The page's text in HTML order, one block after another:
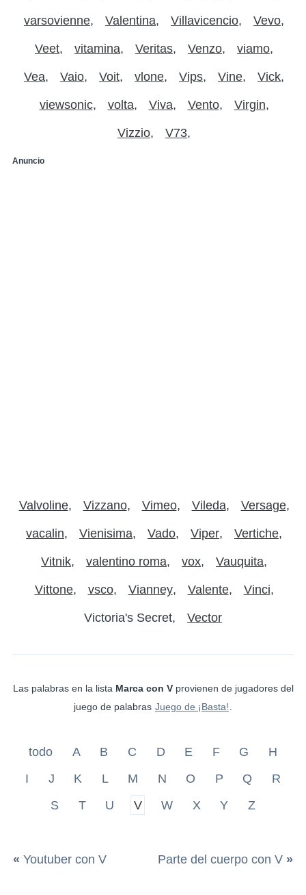
varsovienne Valentina Villavicencio Vevo
Veet vitamina Veritas Venzo viamo
Vea Vaio Voit vlone Vips Vine Vick
viewsonic volta Viva Vento Virgin
Vizzio V73
Anuncio
Valvoline Vizzano Vimeo Vileda Versage
vacalin Vienisima Vado Viper Vertiche
Vitnik valentino roma vox Vauquita
Vittone vsco Vianney Valente Vinci
Victoria's Secret Vector
Las palabras en la lista Marca con Vprovienen de jugadores del
juego de palabras Juego de ¡Basta!
todo A B C D E F G
H
I
J K L M N O P Q
R
S
T U V W X Y Z
« Youtuber con V Parte del cuerpo con V »